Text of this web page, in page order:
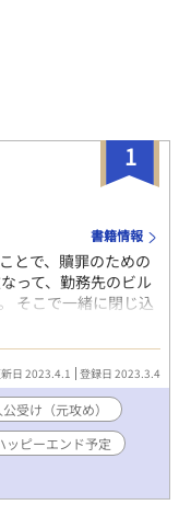
1
書籍情報
とで、贖罪のための
って、勤務先のビル
そこで一緒に閉じ込
複雑なバース性であ
ただの偶然の出会い
生きてきた。 贖罪の
せとは…… 春らしく桜
ーマに書いてみま
α×元攻めα ⭐︎主人公
スの設定をお借りし
日 2023.4.1 登録日 2023.3.4
受け（元攻め）
ッピーエンド予定